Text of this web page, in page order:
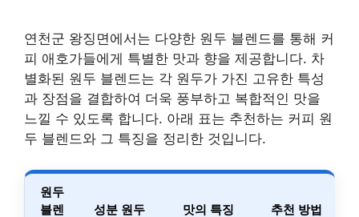
연천군 왕징면에서는 다양한 원두 블렌드를 통해 커
피 애호가들에게 특별한 맛과 향을 제공합니다. 차
별화된 원두 블렌드는 각 원두가 가진 고유한 특성
과 장점을 결합하여 더욱 풍부하고 복합적인 맛을
느낄 수 있도록 합니다. 아래 표는 추천하는 커피 원
두 블렌드와 그 특징을 정리한 것입니다.
원두
블렌
성분 원두 맛의 특징 추천 방법